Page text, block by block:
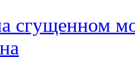
сгущенном